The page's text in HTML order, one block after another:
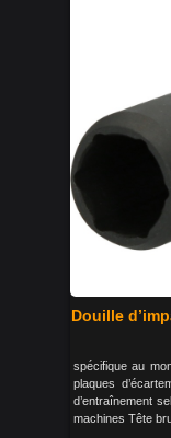
Douille
spécifique au
plaques
d’entraînement
machines Tête